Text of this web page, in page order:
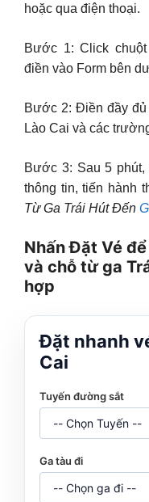
hoặc qua điện thoại.
Bước 1: Click chuột
điền vào Form bên
Bước 2: Điền đầy đủ
Lào Cai và các
Bước 3: Sau 5
thông tin, tiến hành
Từ Ga Trái Hút Đến
Nhấn Đặt Vé
và chỗ từ ga
hợp
Đặt nhanh
Cai
Tuyến đường sắt
Ga tàu đi